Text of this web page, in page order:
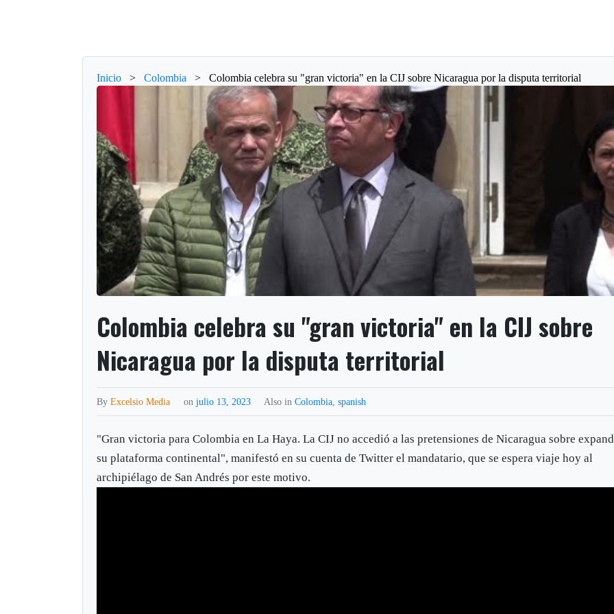
Inicio > Colombia > Colombia celebra su "gran victoria" en la CIJ sobre Nicaragua por la disputa territorial
Colombia celebra su "gran victoria" en la CIJ sobre
Nicaragua por la disputa territorial
ByExcelsio Media onjulio 13, 2023 Also inColombia ,spanish
"Gran victoria para Colombia en La Haya. La CIJ no accedió a las pretensiones de Nicaragua sobre
su plataforma continental", manifestó en su cuenta de Twitter el mandatario, que se espera viaje hoy al
archipiélago de San Andrés por este motivo.